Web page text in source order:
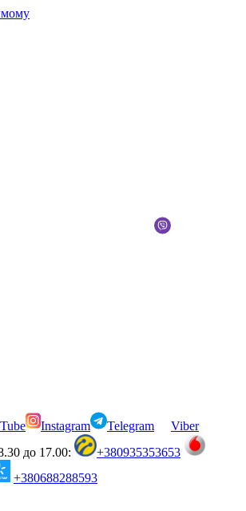
Instagram Telegram
Viber
до 17.00:
+380935353653
+380688288593